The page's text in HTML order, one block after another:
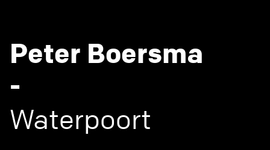
Peter Boersma
-
Waterpoort